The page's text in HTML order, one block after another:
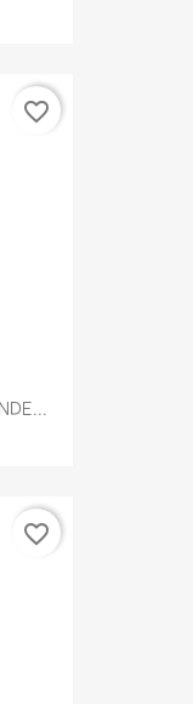
favorite_border
favorite_border